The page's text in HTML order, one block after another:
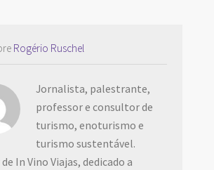
Rogério Ruschel
Jornalista, palestrante,
professor e consultor de
turismo, enoturismo e
turismo sustentável.
In Vino Viajas, dedicado a